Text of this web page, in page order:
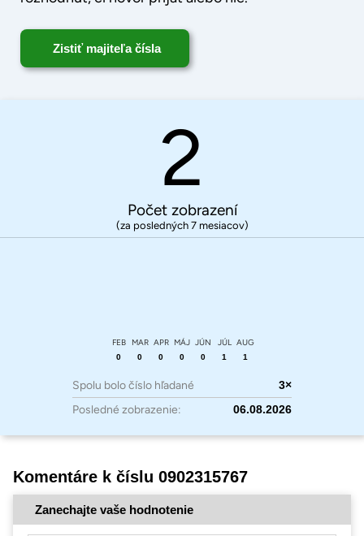
Zistiť majiteľa čísla
2
Počet zobrazení
(za posledných 7 mesiacov)
FEB
0
MAR
0
APR
0
MÁJ
0
JÚN
0
JÚL
1
AUG
1
Spolu bolo číslo hľadané 3×
Posledné zobrazenie: 06.08.2026
Komentáre k číslu 0902315767
Zanechajte vaše hodnotenie